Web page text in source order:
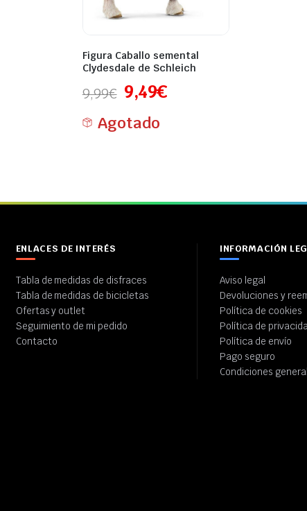
Figura Caballo semental
Clydesdale de Schleich
9,99€ 9,49€
Agotado
ENLACES DE INTERÉS
Tabla de medidas de disfraces
Tabla de medidas de bicicletas
Ofertas y outlet
Seguimiento de mi pedido
Contacto
INFORMACIÓN
Aviso legal
Devoluciones y
Política de cookies
Política de
Política de envío
Pago seguro
Condiciones